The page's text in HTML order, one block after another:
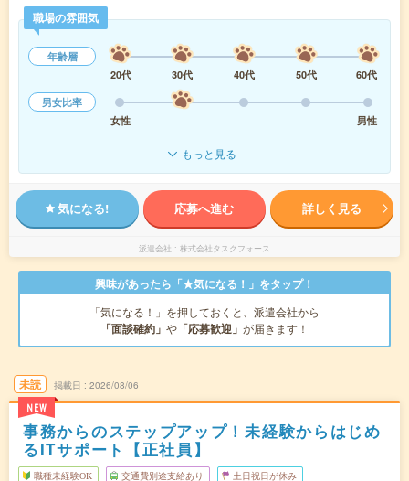
職場の雰囲気
年齢層
20代
30代 40代 50代
60代
男女比率
女性
男性
もっと見る
気になる! 応募へ進む 詳しく見る
派遣会社 株式会社タスクフォース
興味があったら「★気になる！」をタップ！
「気になる！」を押しておくと、派遣会社から
「面談確約」 や 「応募歓迎」 が届きます！
未読
NEW
掲載日 2026/08/06
事務からのステップアップ！未経験からはじめ
るITサポート【正社員】
職種未経験OK 交通費別途支給あり 土日祝日が休み